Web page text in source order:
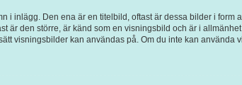
i inlägg. Den ena är en titelbild, oftast är dessa bilder i form
är den större, är känd som en visningsbild och är i
visningsbilder kan användas på. Om du inte kan använda